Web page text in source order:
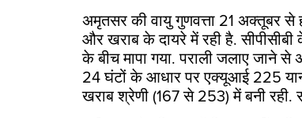
अमृतसर की वायु गुणवत्ता 21 अक्तूबर से
और खराब के दायरे में रही है.
के बीच मापा गया. पराली जलाए जाने से
24घंटों के आधार पर एक्यूआई 225
खराब श्रेणी (167से 253) मेंबनी रही.